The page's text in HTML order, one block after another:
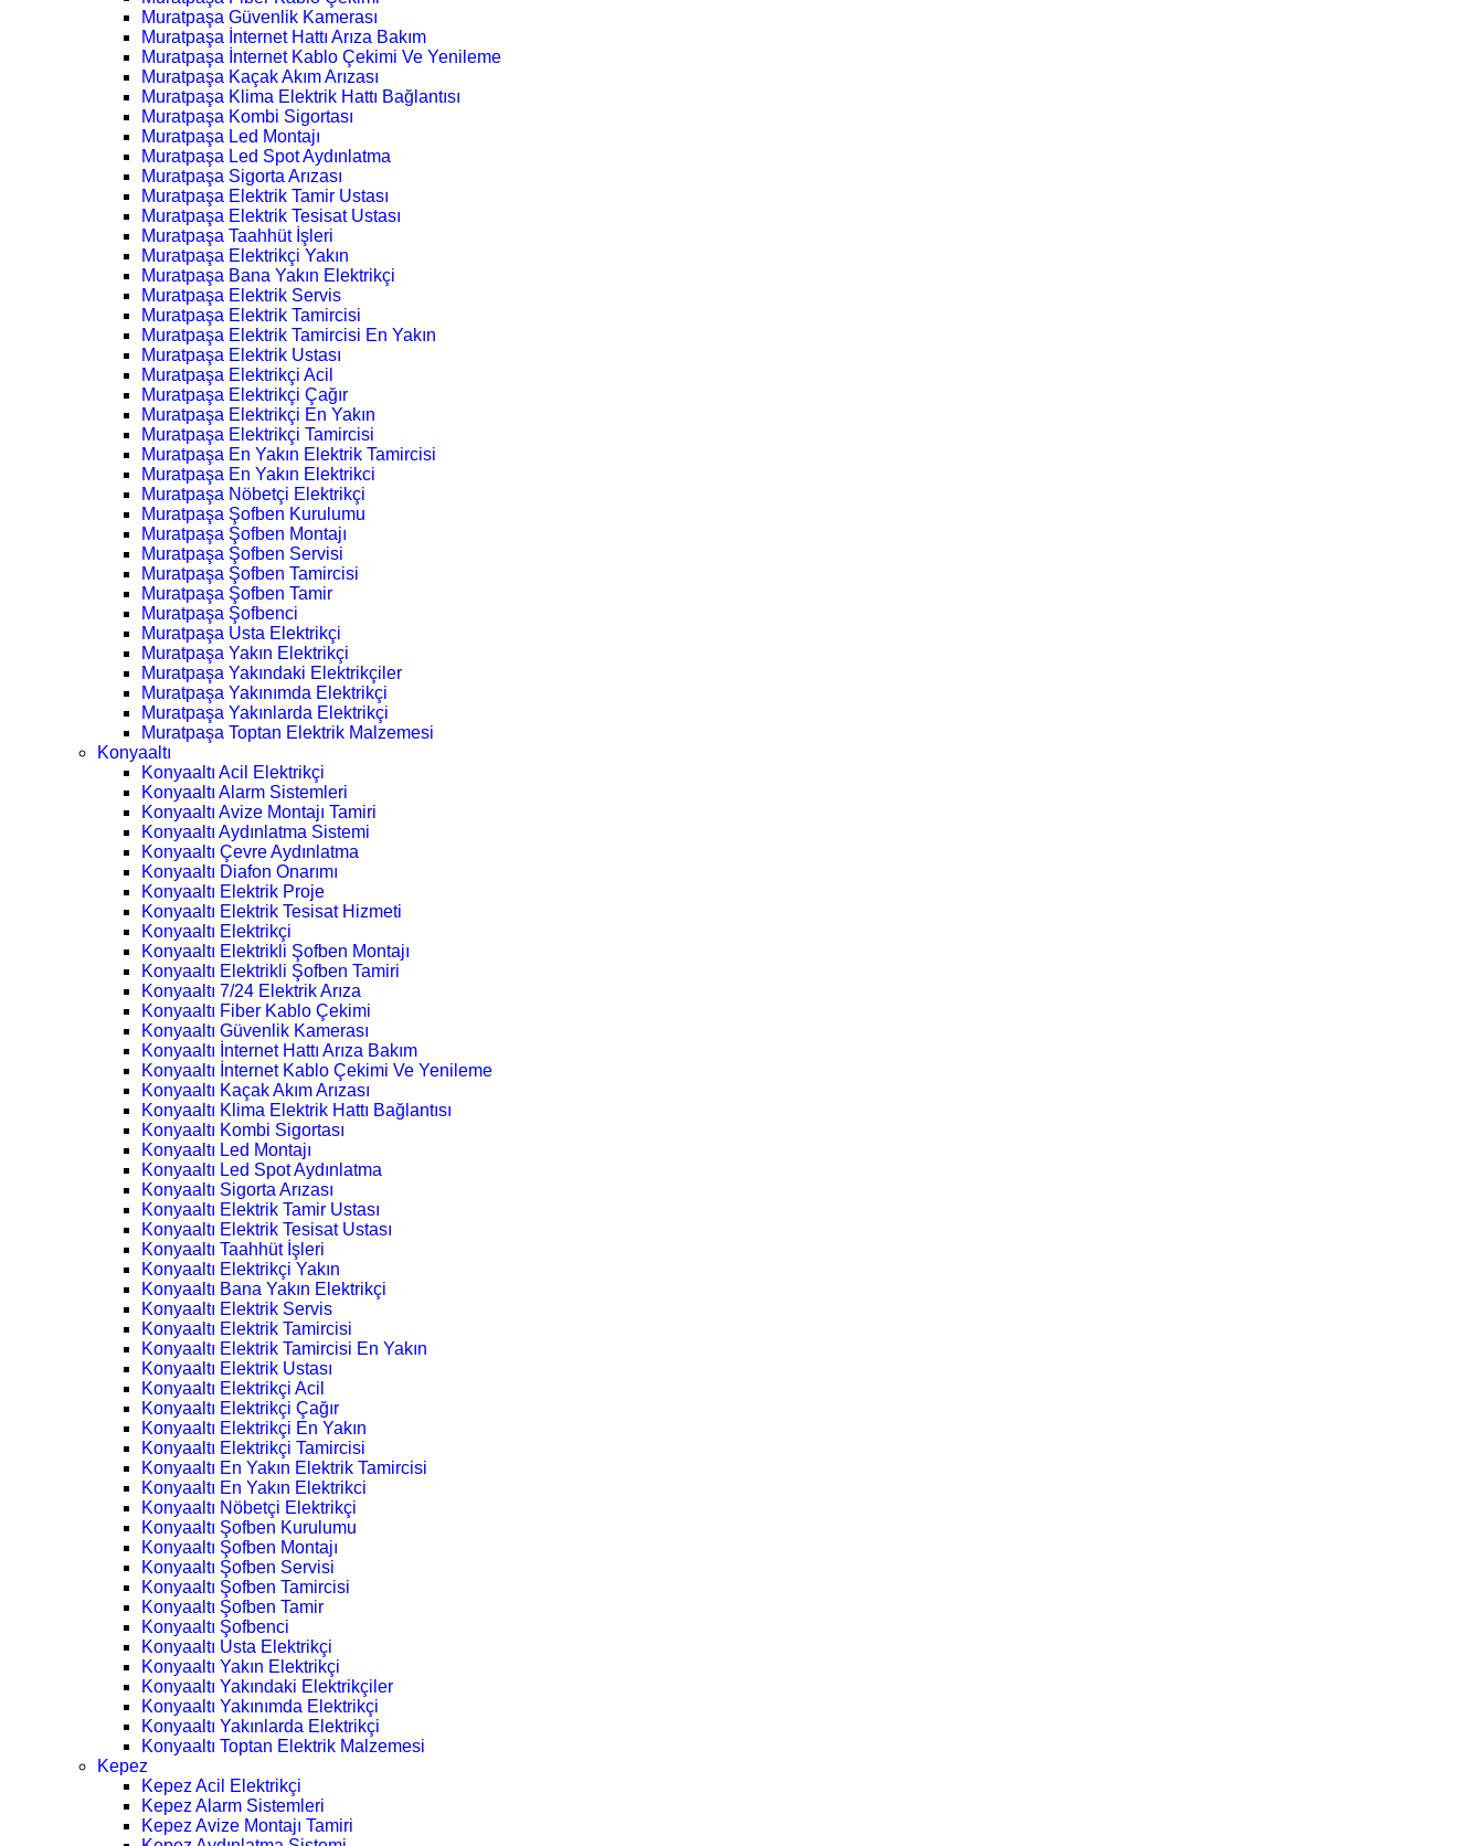
Muratpaşa Güvenlik Kamerası
Muratpaşa İnternet Hattı Arıza Bakım
Muratpaşa İnternet Kablo Çekimi Ve Yenileme
Muratpaşa Kaçak Akım Arızası
Muratpaşa Klima Elektrik Hattı Bağlantısı
Muratpaşa Kombi Sigortası
Muratpaşa Led Montajı
Muratpaşa Led Spot Aydınlatma
Muratpaşa Sigorta Arızası
Muratpaşa Elektrik Tamir Ustası
Muratpaşa Elektrik Tesisat Ustası
Muratpaşa Taahhüt İşleri
Muratpaşa Elektrikçi Yakın
Muratpaşa Bana Yakın Elektrikçi
Muratpaşa Elektrik Servis
Muratpaşa Elektrik Tamircisi
Muratpaşa Elektrik Tamircisi En Yakın
Muratpaşa Elektrik Ustası
Muratpaşa Elektrikçi Acil
Muratpaşa Elektrikçi Çağır
Muratpaşa Elektrikçi En Yakın
Muratpaşa Elektrikçi Tamircisi
Muratpaşa En Yakın Elektrik Tamircisi
Muratpaşa En Yakın Elektrikci
Muratpaşa Nöbetçi Elektrikçi
Muratpaşa Şofben Kurulumu
Muratpaşa Şofben Montajı
Muratpaşa Şofben Servisi
Muratpaşa Şofben Tamircisi
Muratpaşa Şofben Tamir
Muratpaşa Şofbenci
Muratpaşa Usta Elektrikçi
Muratpaşa Yakın Elektrikçi
Muratpaşa Yakındaki Elektrikçiler
Muratpaşa Yakınımda Elektrikçi
Muratpaşa Yakınlarda Elektrikçi
Muratpaşa Toptan Elektrik Malzemesi
Konyaaltı
Konyaaltı Acil Elektrikçi
Konyaaltı Alarm Sistemleri
Konyaaltı Avize Montajı Tamiri
Konyaaltı Aydınlatma Sistemi
Konyaaltı Çevre Aydınlatma
Konyaaltı Diafon Onarımı
Konyaaltı Elektrik Proje
Konyaaltı Elektrik Tesisat Hizmeti
Konyaaltı Elektrikçi
Konyaaltı Elektrikli Şofben Montajı
Konyaaltı Elektrikli Şofben Tamiri
Konyaaltı 7/24 Elektrik Arıza
Konyaaltı Fiber Kablo Çekimi
Konyaaltı Güvenlik Kamerası
Konyaaltı İnternet Hattı Arıza Bakım
Konyaaltı İnternet Kablo Çekimi Ve Yenileme
Konyaaltı Kaçak Akım Arızası
Konyaaltı Klima Elektrik Hattı Bağlantısı
Konyaaltı Kombi Sigortası
Konyaaltı Led Montajı
Konyaaltı Led Spot Aydınlatma
Konyaaltı Sigorta Arızası
Konyaaltı Elektrik Tamir Ustası
Konyaaltı Elektrik Tesisat Ustası
Konyaaltı Taahhüt İşleri
Konyaaltı Elektrikçi Yakın
Konyaaltı Bana Yakın Elektrikçi
Konyaaltı Elektrik Servis
Konyaaltı Elektrik Tamircisi
Konyaaltı Elektrik Tamircisi En Yakın
Konyaaltı Elektrik Ustası
Konyaaltı Elektrikçi Acil
Konyaaltı Elektrikçi Çağır
Konyaaltı Elektrikçi En Yakın
Konyaaltı Elektrikçi Tamircisi
Konyaaltı En Yakın Elektrik Tamircisi
Konyaaltı En Yakın Elektrikci
Konyaaltı Nöbetçi Elektrikçi
Konyaaltı Şofben Kurulumu
Konyaaltı Şofben Montajı
Konyaaltı Şofben Servisi
Konyaaltı Şofben Tamircisi
Konyaaltı Şofben Tamir
Konyaaltı Şofbenci
Konyaaltı Usta Elektrikçi
Konyaaltı Yakın Elektrikçi
Konyaaltı Yakındaki Elektrikçiler
Konyaaltı Yakınımda Elektrikçi
Konyaaltı Yakınlarda Elektrikçi
Konyaaltı Toptan Elektrik Malzemesi
Kepez
Kepez Acil Elektrikçi
Kepez Alarm Sistemleri
Kepez Avize Montajı Tamiri